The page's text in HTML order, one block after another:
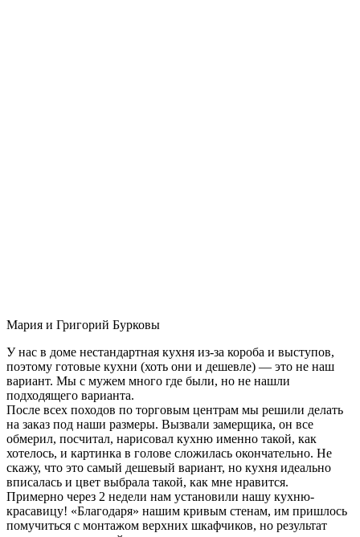
Мария и Григорий Бурковы
У нас в доме нестандартная кухня из-за короба и выступов,
поэтому готовые кухни (хоть они и дешевле) — это не наш
вариант. Мы с мужем много где были, но не нашли
подходящего варианта.
После всех походов по торговым центрам мы решили делать
на заказ под наши размеры. Вызвали замерщика, он все
обмерил, посчитал, нарисовал кухню именно такой, как
хотелось, и картинка в голове сложилась окончательно. Не
скажу, что это самый дешевый вариант, но кухня идеально
вписалась и цвет выбрала такой, как мне нравится.
Примерно через 2 недели нам установили нашу кухню-
красавицу! «Благодаря» нашим кривым стенам, им пришлось
помучиться с монтажом верхних шкафчиков, но результат